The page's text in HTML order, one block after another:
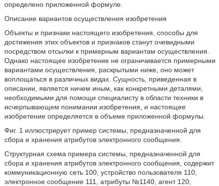
определено приложенной формуле.
Описание вариантов осуществления изобретения
Объекты и признаки настоящего изобретения, способы для
достижения этих объектов и признаков станут очевидными
посредством отсылки к примерным вариантам осуществления.
Однако настоящее изобретение не ограничивается примерными
вариантами осуществления, раскрытыми ниже, оно может
воплощаться в различных видах. Сущность, приведенная в
описании, является ничем иным, как конкретными деталями,
необходимыми для помощи специалисту в области техники в
исчерпывающем понимании изобретения, и настоящее
изобретение определяется в объеме приложенной формулы.
Фиг. 1 иллюстрирует пример системы, предназначенной для
сбора и хранения атрибутов электронного сообщения.
Структурная схема примера системы, предназначенной для
сбора и хранения атрибутов электронного сообщения, содержит
коммуникационную сеть 100, устройство пользователя 110,
электронное сообщение 111, атрибуты №1140, агент 120,